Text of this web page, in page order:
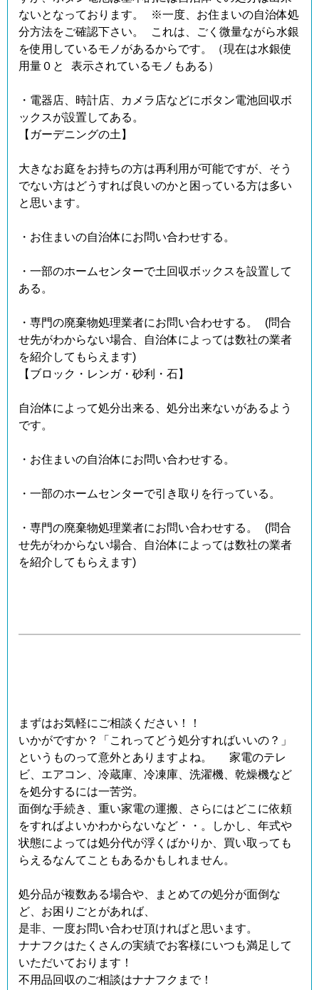
ないとなっております。 ※一度、お住まいの自治体処
分方法をご確認下さい。 これは、ごく微量ながら水銀
を使用しているモノがあるからです。（現在は水銀使
用量０と 表示されているモノもある）
・電器店、時計店、カメラ店などにボタン電池回収ボ
ックスが設置してある。
【ガーデニングの土】
大きなお庭をお持ちの方は再利用が可能ですが、そう
でない方はどうすれば良いのかと困っている方は多い
と思います。
・お住まいの自治体にお問い合わせする。
・一部のホームセンターで土回収ボックスを設置して
ある。
・専門の廃棄物処理業者にお問い合わせする。 (問合
せ先がわからない場合、自治体によっては数社の業者
を紹介してもらえます)
【ブロック・レンガ・砂利・石】
自治体によって処分出来る、処分出来ないがあるよう
です。
・お住まいの自治体にお問い合わせする。
・一部のホームセンターで引き取りを行っている。
・専門の廃棄物処理業者にお問い合わせする。 (問合
せ先がわからない場合、自治体によっては数社の業者
を紹介してもらえます)
まずはお気軽にご相談ください！！
いかがですか？「これってどう処分すればいいの？」
というものって意外とありますよね。 家電のテレ
ビ、エアコン、冷蔵庫、冷凍庫、洗濯機、乾燥機など
を処分するには一苦労。
面倒な手続き、重い家電の運搬、さらにはどこに依頼
をすればよいかわからないなど・・。しかし、年式や
状態によっては処分代が浮くばかりか、買い取っても
らえるなんてこともあるかもしれません。
処分品が複数ある場合や、まとめての処分が面倒な
ど、お困りごとがあれば、
是非、一度お問い合わせ頂ければと思います。
ナナフクはたくさんの実績でお客様にいつも満足して
いただいております！
不用品回収のご相談はナナフクまで！